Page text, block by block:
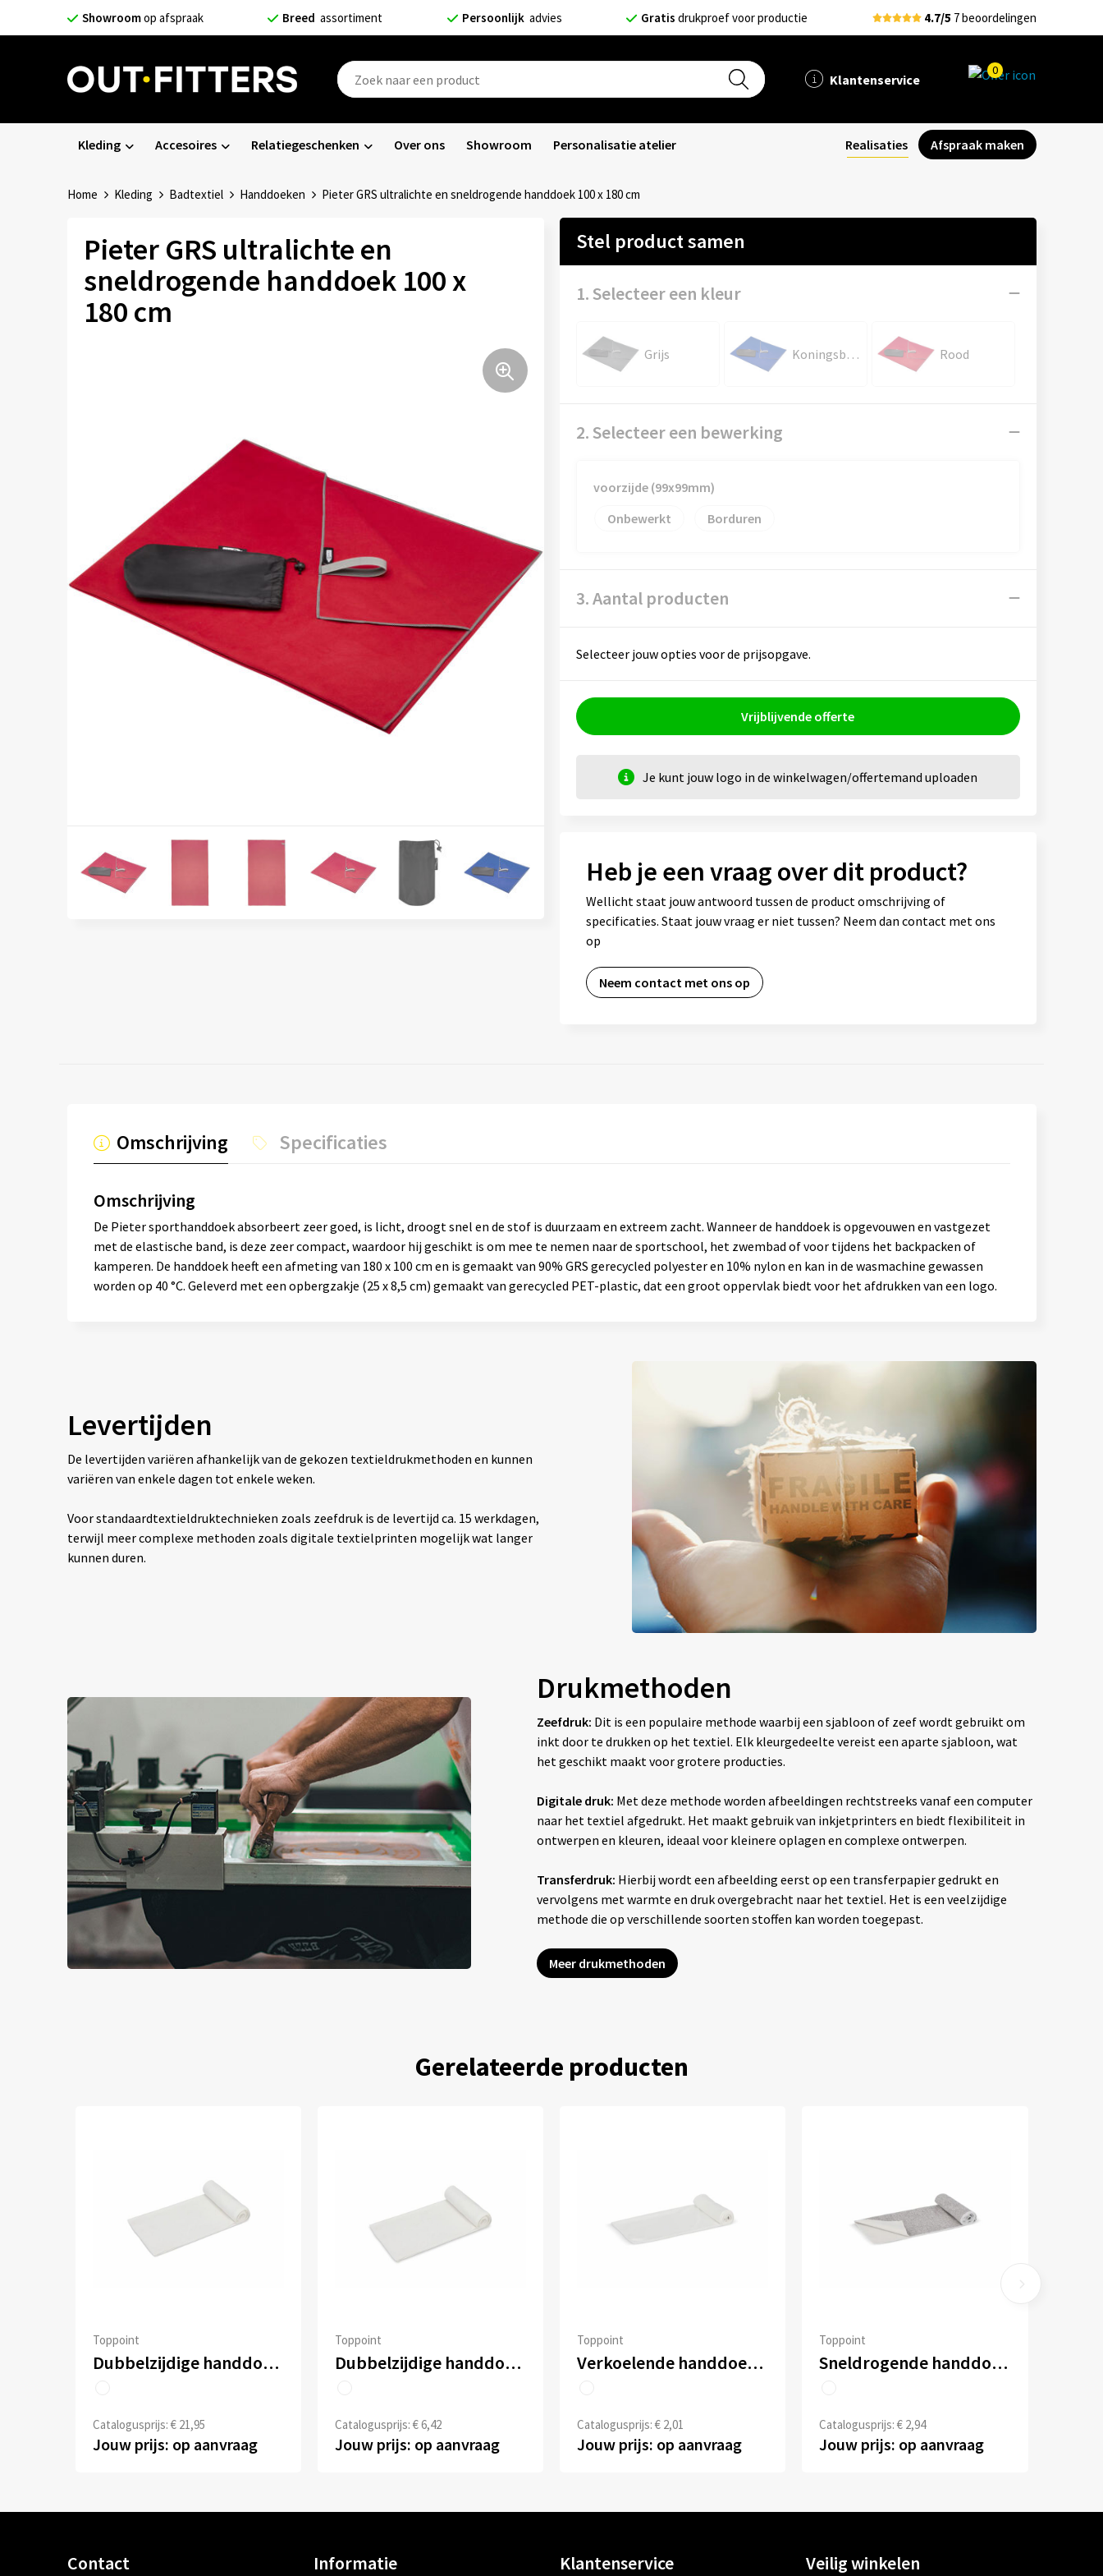
Showroomop afspraak Breed assortiment Persoonlijk advies Gratis drukproef voor productie 4.7/5 7 beoordelingen
Klantenservice
0
Kleding Accesoires Relatiegeschenken Over ons Showroom Personalisatie atelier Realisaties Afspraak maken
Home Kleding Badtextiel Handdoeken Pieter GRS ultralichte en sneldrogende handdoek 100 x 180 cm
Pieter GRS ultralichte en
sneldrogende handdoek 100 x
180 cm
Stel product samen
1. Selecteer een kleur
Grijs Koningsblauw Rood
2. Selecteer een bewerking
voorzijde (99x99mm)
Onbewerkt
Borduren
3. Aantal producten
Selecteer jouw opties voor de prijsopgave.
Vrijblijvende offerte
Je kunt jouw logo in de winkelwagen/offertemand uploaden
Heb je een vraag over dit product?
Wellicht staat jouw antwoord tussen de product omschrijving of
specificaties. Staat jouw vraag er niet tussen? Neem dan contact met ons
op
Neem contact met ons op
Omschrijving Specificaties
Omschrijving
De Pieter sporthanddoek absorbeert zeer goed, is licht, droogt snel en de stof is duurzaam en extreem zacht. Wanneer de handdoek is opgevouwen en vastgezet
met de elastische band, is deze zeer compact, waardoor hij geschikt is om mee te nemen naar de sportschool, het zwembad of voor tijdens het backpacken of
kamperen. De handdoek heeft een afmeting van 180 x 100 cm en is gemaakt van 90% GRS gerecycled polyester en 10% nylon en kan in de wasmachine gewassen
worden op 40 °C. Geleverd met een opbergzakje (25 x 8,5 cm) gemaakt van gerecycled PET-plastic, dat een groot oppervlak biedt voor het afdrukken van een logo.
Levertijden
De levertijden variëren afhankelijk van de gekozen textieldrukmethoden en kunnen
variëren van enkele dagen tot enkele weken.
Voor standaardtextieldruktechnieken zoals zeefdruk is de levertijd ca. 15 werkdagen,
terwijl meer complexe methoden zoals digitale textielprinten mogelijk wat langer
kunnen duren.
Drukmethoden
Zeefdruk: Dit is een populaire methode waarbij een sjabloon of zeef wordt gebruikt om
inkt door te drukken op het textiel. Elk kleurgedeelte vereist een aparte sjabloon, wat
het geschikt maakt voor grotere producties.
Digitale druk: Met deze methode worden afbeeldingen rechtstreeks vanaf een computer
naar het textiel afgedrukt. Het maakt gebruik van inkjetprinters en biedt flexibiliteit in
ontwerpen en kleuren, ideaal voor kleinere oplagen en complexe ontwerpen.
Transferdruk: Hierbij wordt een afbeelding eerst op een transferpapier gedrukt en
vervolgens met warmte en druk overgebracht naar het textiel. Het is een veelzijdige
methode die op verschillende soorten stoffen kan worden toegepast.
Meer drukmethoden
Gerelateerde producten
Toppoint
Dubbelzijdige handdoek sublimatie 100 x 180 cm 400 g/m²
Catalogusprijs: € 21,95
Jouw prijs: op aanvraag
Toppoint
Dubbelzijdige handdoek sublimatie 30 x 130 cm 400 g/m²
Catalogusprijs: € 6,42
Jouw prijs: op aanvraag
Toppoint
Verkoelende handdoek R-PET 30x80cm sublimatie
Catalogusprijs: € 2,01
Jouw prijs: op aanvraag
Toppoint
Sneldrogende handdoek R-PET 30 x 80 cm sublimatie
Catalogusprijs: € 2,94
Jouw prijs: op aanvraag
Contact Informatie Klantenservice Veilig winkelen